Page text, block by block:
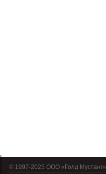
© 1997-2025 OOO «Голд Мустанг»